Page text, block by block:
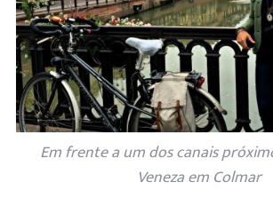
Em frente a um dos canais
Veneza em Colmar